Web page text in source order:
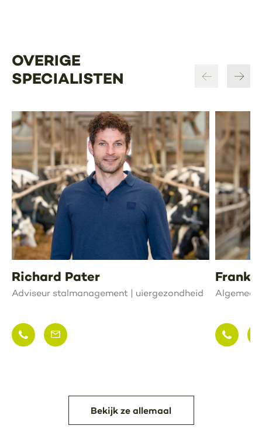
OVERIGE
SPECIALISTEN
Richard Pater
Adviseur stalmanagement | uiergezondheid
Frank
Bekijk ze allemaal